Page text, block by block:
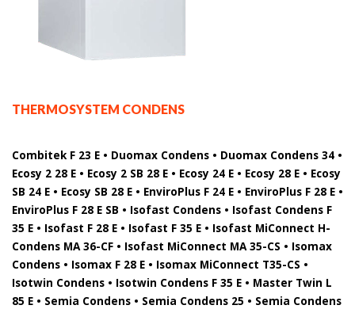
THERMOSYSTEM CONDENS
Combitek F 23 E • Duomax Condens • Duomax Condens 34 •
Ecosy 2 28 E • Ecosy 2 SB 28 E • Ecosy 24 E • Ecosy 28 E • Ecosy
SB 24 E • Ecosy SB 28 E • EnviroPlus F 24 E • EnviroPlus F 28 E •
EnviroPlus F 28 E SB • Isofast Condens • Isofast Condens F
35 E • Isofast F 28 E • Isofast F 35 E • Isofast MiConnect H-
Condens MA 36-CF • Isofast MiConnect MA 35-CS • Isomax
Condens • Isomax F 28 E • Isomax MiConnect T35-CS •
Isotwin Condens • Isotwin Condens F 35 E • Master Twin L
85 E • Semia Condens • Semia Condens 25 • Semia Condens